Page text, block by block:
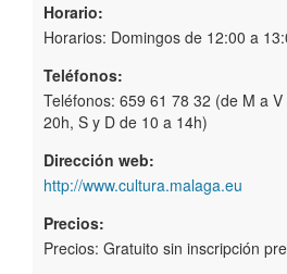
Horario:
Horarios: Domingos de 12:00 a
Teléfonos:
Teléfonos: 659 61 78 32 (de M a
20h, S y D de 10 a 14h)
Dirección web:
http://www.cultura.malaga.eu
Precios:
Precios: Gratuito sin inscripción